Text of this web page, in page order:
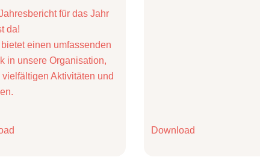
für das Jahr
da!
einen umfassenden
in unsere Organisation,
vielfältigen Aktivitäten und
Download